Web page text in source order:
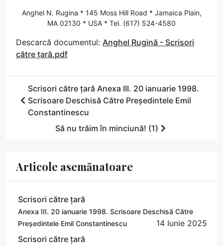
Anghel N. Rugina * 145 Moss Hill Road * Jamaica Plain,
MA 02130 * USA * Tel. (617) 524-4580
Descarcă documentul: Anghel Rugină - Scrisori
către țară.pdf
Scrisori către țară Anexa III. 20 ianuarie 1998.
Scrisoare Deschisă Către Președintele Emil
Constantinescu
Să nu trăim în minciună! (1)
Articole asemănatoare
Scrisori către țară
Anexa III. 20 ianuarie 1998. Scrisoare Deschisă Către
Președintele Emil Constantinescu
14 Iunie 2025
Scrisori către țară